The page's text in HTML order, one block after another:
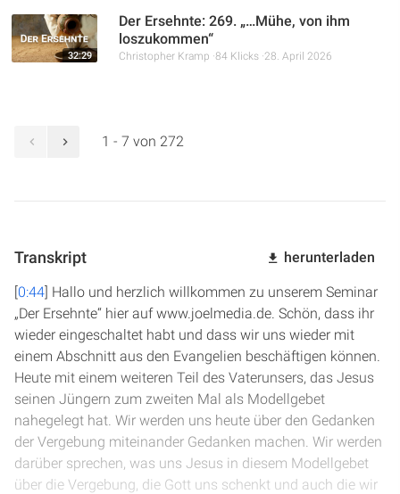
32:29
Der Ersehnte: 269. „…Mühe, von ihm
loszukommen“
Christopher Kramp 84 Klicks 28. April 2026
1 - 7 von 272
Transkript herunterladen
[0:44] Hallo und herzlich willkommen zu unserem Seminar
„Der Ersehnte“ hier auf www.joelmedia.de. Schön, dass ihr
wieder eingeschaltet habt und dass wir uns wieder mit
einem Abschnitt aus den Evangelien beschäftigen können.
Heute mit einem weiteren Teil des Vaterunsers, das Jesus
seinen Jüngern zum zweiten Mal als Modellgebet
nahegelegt hat. Wir werden uns heute über den Gedanken
der Vergebung miteinander Gedanken machen. Wir werden
darüber sprechen, was uns Jesus in diesem Modellgebet
über die Vergebung, die Gott uns schenkt und auch die wir